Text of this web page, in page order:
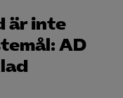
är inte
AD